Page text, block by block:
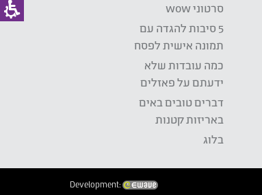
סרטוני wow
5 סיבות להגדה עם
תמונה אישית לפסח
כמה עובדות שלא
ידעתם על פאזלים
דברים טובים באים
באריזות קטנות
בלוג
Development: